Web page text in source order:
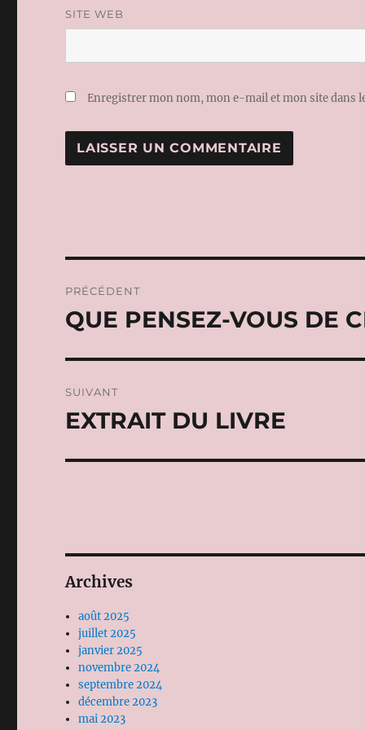
SITE WEB
Enregistrer mon nom, mon e-mail et mon site dans
de
PRÉCÉDENT
Publication
QUE PENSEZ-VOUS DE
SUIVANT
Publication
EXTRAIT DU LIVRE
Archives
août 2025
juillet 2025
janvier 2025
novembre 2024
septembre 2024
décembre 2023
mai 2023